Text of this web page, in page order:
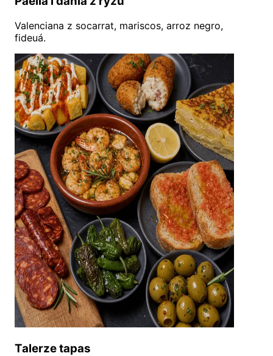
Valenciana z socarrat, mariscos, arroz negro,
fideuá.
Talerze tapas